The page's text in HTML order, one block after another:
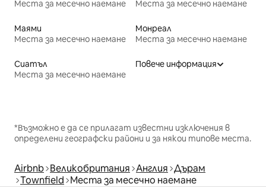
Места за месечно наемане
Места за месечно наемане
Маями
Места за месечно наемане
Монреал
Места за месечно наемане
Сиатъл
Места за месечно наемане
Повече информация
*Възможно е да се прилагат известни изключения в
определени географски райони и за някои типове места.
Airbnb Великобритания Англия Дърам
Townfield Места за месечно наемане